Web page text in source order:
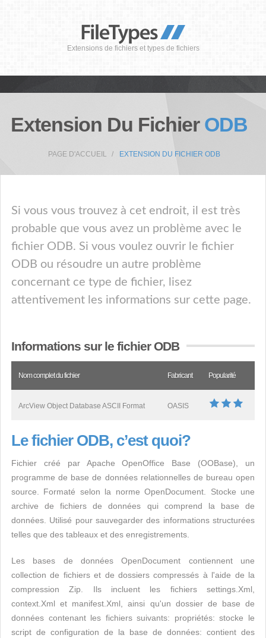
Extensions de fichiers et types de fichiers
Extension Du Fichier ODB
PAGE D'ACCUEIL EXTENSION DU FICHIER ODB
Si vous vous trouvez à cet endroit, il est très
probable que vous avez un problème avec le
fichier ODB. Si vous voulez ouvrir le fichier
ODB ou résoudre un autre problème
concernant ce type de fichier, lisez
attentivement les informations sur cette page.
Informations sur le fichier ODB
Nom complet du fichier Fabricant Popularité
ArcView Object Database ASCII Format OASIS
Le fichier ODB, c’est quoi?
Fichier créé par Apache OpenOffice Base (OOBase), un
programme de base de données relationnelles de bureau open
source. Formaté selon la norme OpenDocument. Stocke une
archive de fichiers de données qui comprend la base de
données. Utilisé pour sauvegarder des informations structurées
telles que des tableaux et des enregistrements.
Les bases de données OpenDocument contiennent une
collection de fichiers et de dossiers compressés à l'aide de la
compression Zip. Ils incluent les fichiers settings.Xml,
context.Xml et manifest.Xml, ainsi qu'un dossier de base de
données contenant les fichiers suivants: propriétés: stocke le
script de configuration de la base de données: contient des